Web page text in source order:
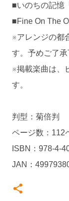
■いのちの記憶
■Fine On The
※アレンジの都
す。予めご了承
※掲載楽曲は、
す。
判型：菊倍判
ページ数：112
ISBN：978-4-
JAN：